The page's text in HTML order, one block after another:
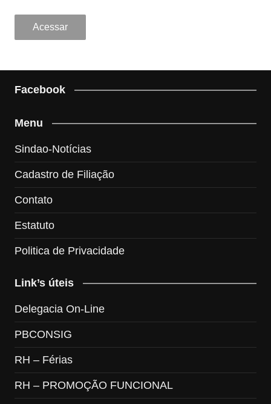
Facebook
Menu
Sindao-Notícias
Cadastro de Filiação
Contato
Estatuto
Politica de Privacidade
Link’s úteis
Delegacia On-Line
PBCONSIG
RH – Férias
RH – PROMOÇÃO FUNCIONAL